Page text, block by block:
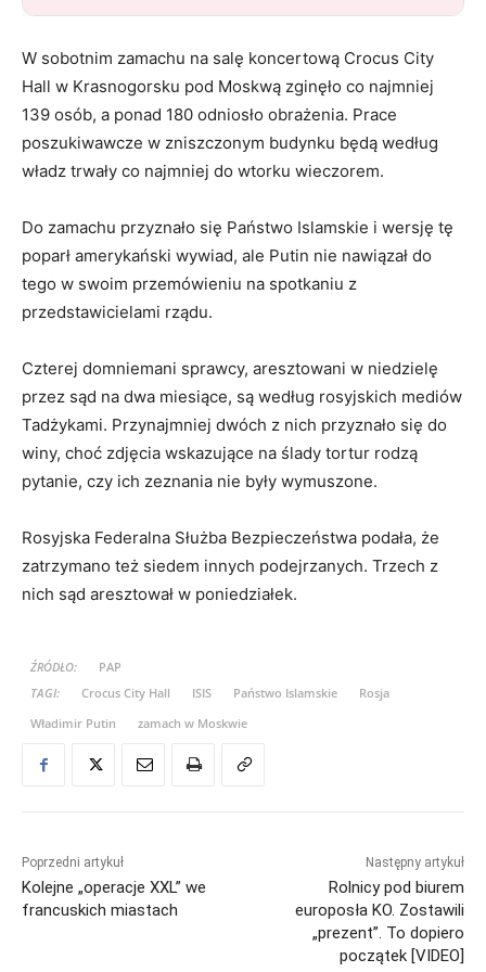
W sobotnim zamachu na salę koncertową Crocus City
Hall w Krasnogorsku pod Moskwą zginęło co najmniej
139 osób, a ponad 180 odniosło obrażenia. Prace
poszukiwawcze w zniszczonym budynku będą według
władz trwały co najmniej do wtorku wieczorem.
Do zamachu przyznało się Państwo Islamskie i wersję tę
poparł amerykański wywiad, ale Putin nie nawiązał do
tego w swoim przemówieniu na spotkaniu z
przedstawicielami rządu.
Czterej domniemani sprawcy, aresztowani w niedzielę
przez sąd na dwa miesiące, są według rosyjskich mediów
Tadżykami. Przynajmniej dwóch z nich przyznało się do
winy, choć zdjęcia wskazujące na ślady tortur rodzą
pytanie, czy ich zeznania nie były wymuszone.
Rosyjska Federalna Służba Bezpieczeństwa podała, że
zatrzymano też siedem innych podejrzanych. Trzech z
nich sąd aresztował w poniedziałek.
ŹRÓDŁO:
PAP
TAGI:
Crocus City Hall ISIS Państwo Islamskie
Rosja
Władimir Putin
zamach w Moskwie
Poprzedni artykuł
Kolejne „operacje XXL” we
francuskich miastach
Następny artykuł
Rolnicy pod biurem
europosła KO. Zostawili
„prezent”. To dopiero
początek [VIDEO]